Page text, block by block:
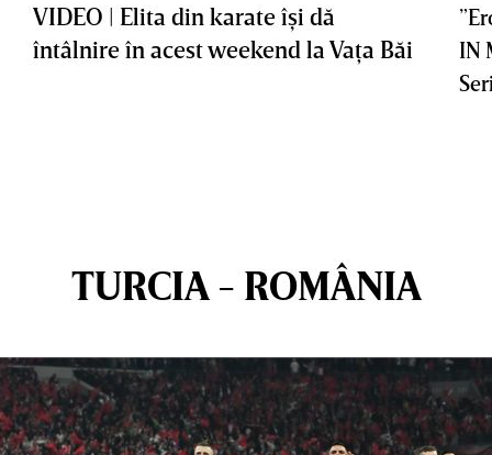
VIDEO | Elita din karate îşi dă
întâlnire în acest weekend la Vaţa Băi
IN
TURCIA - ROMÂNIA